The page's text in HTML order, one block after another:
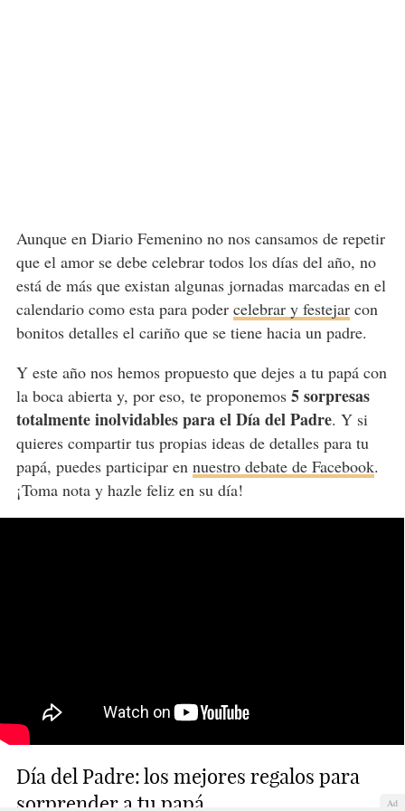
Aunque en Diario Femenino no nos cansamos de repetir
que el amor se debe celebrar todos los días del año, no
está de más que existan algunas jornadas marcadas en el
calendario como esta para poder celebrar y festejarcon
bonitos detalles el cariño que se tiene hacia un padre.
Y este año nos hemos propuesto que dejes a tu papá con
la boca abierta y, por eso, te proponemos 5 sorpresas
totalmente inolvidables para el Día del Padre. Y si
quieres compartir tus propias ideas de detalles para tu
papá, puedes participar en nuestro debate de Facebook.
¡Toma nota y hazle feliz en su día!
Día del Padre: los mejores regalos para
sorprender a tu papá
Ad